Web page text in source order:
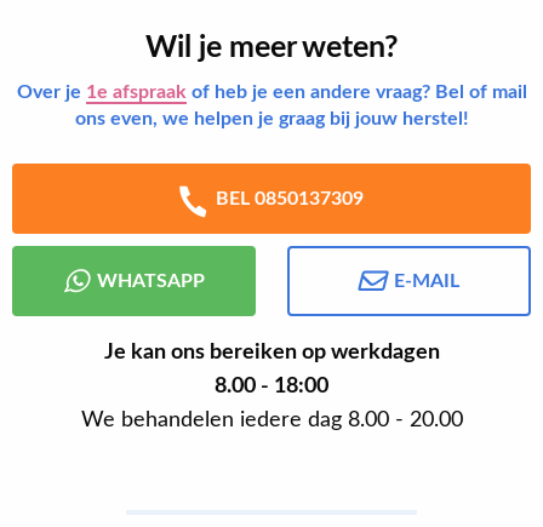
Wil je meer weten?
Over je 1e afspraak of heb je een andere vraag? Bel of mail
ons even, we helpen je graag bij jouw herstel!
BEL 0850137309
WHATSAPP E-MAIL
Je kan ons bereiken op werkdagen
8.00 - 18:00
We behandelen iedere dag 8.00 - 20.00